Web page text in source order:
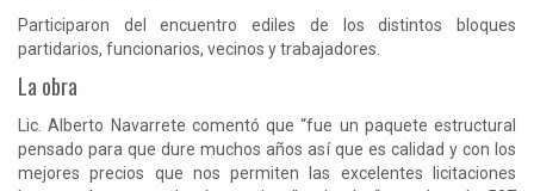
Participaron del encuentro ediles de los distintos bloques
partidarios, funcionarios, vecinos y trabajadores.
La obra
Lic. Alberto Navarrete comentó que “fue un paquete estructural
pensado para que dure muchos años así que es calidad y con los
mejores precios que nos permiten las excelentes licitaciones